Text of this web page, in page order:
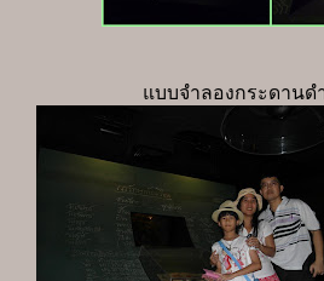
แบบจำลองกระดานด